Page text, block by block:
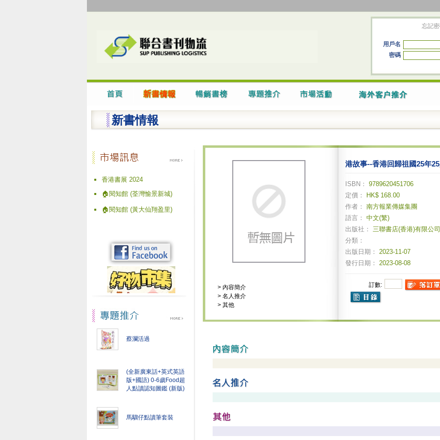
忘記
用戶名
密碼
新書情報
香港書展 2024
🏠閱知館 (荃灣愉景新城)
🏠閱知館 (黃大仙翔盈里)
蔡瀾活過
(全新廣東話+英式英語
版+國語) 0-6歲Food超
人點讀認知圖鑑 (新版)
馬騮仔點讀筆套裝
> 內容簡介
> 名人推介
> 其他
港故事--香港回歸祖國25年
ISBN： 9789620451706
定價：
HK$ 168.00
作者： 南方報業傳媒集團
語言： 中文(繁)
出版社： 三聯書店(香港)有限公司
分類：
出版日期： 2023-11-07
發行日期： 2023-08-08
訂數: